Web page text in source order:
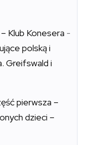
Klub Konesera -
polską i
Greifswald i
pierwsza –
dzieci –